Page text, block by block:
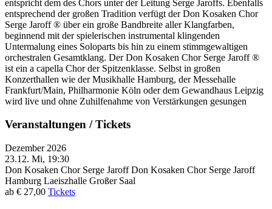
entspricht dem des Chors unter der Leitung Serge Jaroffs. Ebenfalls
entsprechend der großen Tradition verfügt der Don Kosaken Chor
Serge Jaroff ® über ein große Bandbreite aller Klangfarben,
beginnend mit der spielerischen instrumental klingenden
Untermalung eines Soloparts bis hin zu einem stimmgewaltigen
orchestralen Gesamtklang. Der Don Kosaken Chor Serge Jaroff ®
ist ein a capella Chor der Spitzenklasse. Selbst in großen
Konzerthallen wie der Musikhalle Hamburg, der Messehalle
Frankfurt/Main, Philharmonie Köln oder dem Gewandhaus Leipzig
wird live und ohne Zuhilfenahme von Verstärkungen gesungen
Veranstaltungen / Tickets
Dezember 2026
23.12. Mi, 19:30
Don Kosaken Chor Serge Jaroff Don Kosaken Chor Serge Jaroff
Hamburg Laeiszhalle Großer Saal
ab € 27,00 Tickets